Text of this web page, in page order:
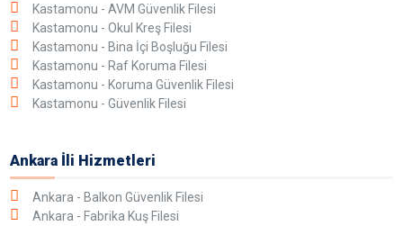
Kastamonu - AVM Güvenlik Filesi
Kastamonu - Okul Kreş Filesi
Kastamonu - Bina İçi Boşluğu Filesi
Kastamonu - Raf Koruma Filesi
Kastamonu - Koruma Güvenlik Filesi
Kastamonu - Güvenlik Filesi
Ankara İli Hizmetleri
Ankara - Balkon Güvenlik Filesi
Ankara - Fabrika Kuş Filesi